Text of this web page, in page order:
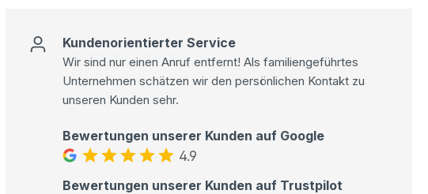
Kundenorientierter Service
Wir sind nur einen Anruf entfernt! Als familiengeführtes
Unternehmen schätzen wir den persönlichen Kontakt zu
unseren Kunden sehr.
Bewertungen unserer Kunden auf Google
4.9
Bewertungen unserer Kunden auf Trustpilot